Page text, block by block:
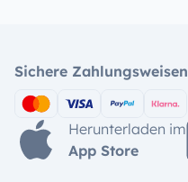
Sichere Zahlungsweisen
Herunterladen im
App Store